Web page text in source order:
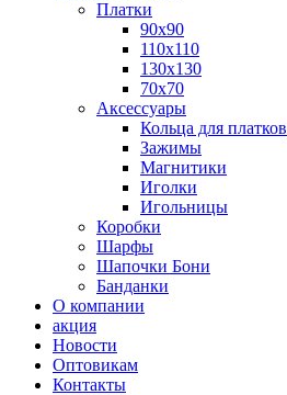
Платки
90x90
110x110
130x130
70х70
Аксессуары
Кольца для платков
Зажимы
Магнитики
Иголки
Игольницы
Коробки
Шарфы
Шапочки Бони
Банданки
О компании
акция
Новости
Оптовикам
Контакты